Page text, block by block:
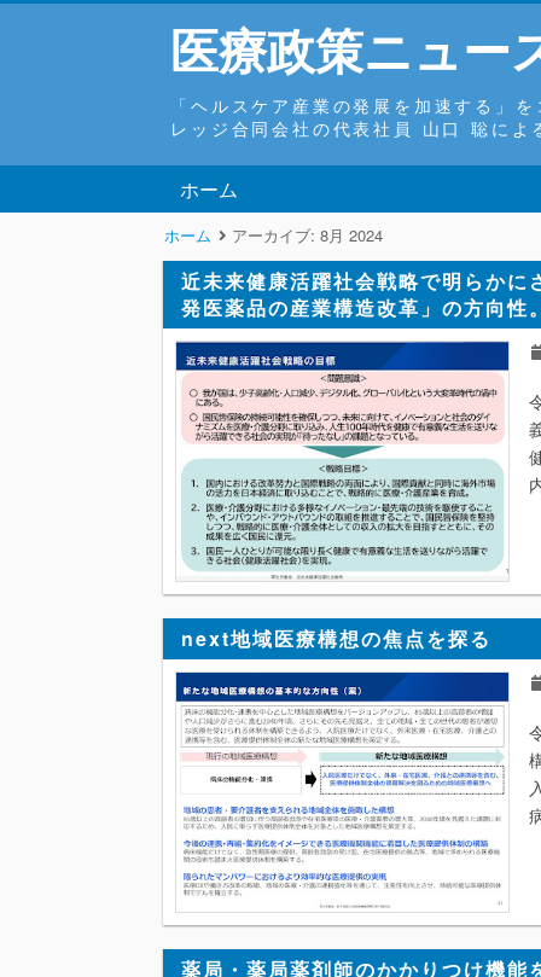
医療政策ニュ
「ヘルスケア産業の発展を加速する」
レッジ合同会社の代表社員 山口 聡に
ホーム
ホーム アーカイブ:8月 2024
近未来健康活躍社会戦略で明らか
発医薬品の産業構造改革」の方向
next地域医療構想の焦点を探る
薬局・薬局薬剤師のかかりつけ機